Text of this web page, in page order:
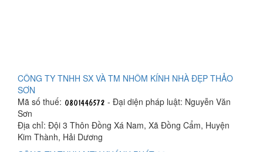
CÔNG TY TNHH SX VÀ TM NHÔM KÍNH NHÀ ĐẸP THẢO
SƠN
Mã số thuế:
- Đại diện pháp luật: Nguyễn Văn
Sơn
Địa chỉ: Đội 3 Thôn Đồng Xá Nam, Xã Đồng Cẩm, Huyện
Kim Thành, Hải Dương